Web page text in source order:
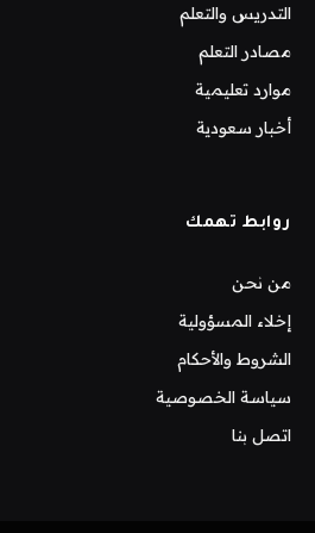
التدريس والتعلم
مصادر التعلم
موارد تعليمية
أخبار سعودية
روابط تهمك
من نحن
إخلاء المسؤولية
الشروط والأحكام
سياسة الخصوصية
اتصل بنا